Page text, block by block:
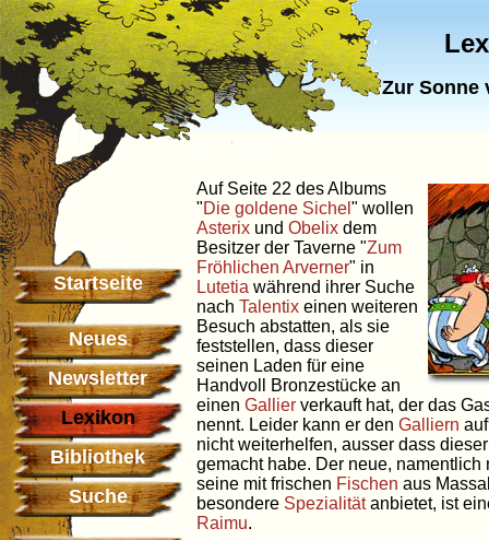
Zur Sonne
Startseite
Neues
Newsletter
Lexikon
Bibliothek
Suche
Auf Seite 22 des Albums
"Die goldene Sichel " wollen
Asterix und Obelix dem
Besitzer der Taverne "Zum
Fröhlichen Arverner" in
Lutetia während ihrer Suche
nach Talentix einen weiteren
Besuch abstatten, als sie
feststellen, dass dieser
seinen Laden für eine
Handvoll Bronzestücke an
einen Gallier verkauft hat, der das
nennt. Leider kann er den Galliern
nicht weiterhelfen, ausser dass
gemacht habe. Der neue,
seine mit frischen Fischen aus
besondere Spezialitätanbietet, ist
Raimu.